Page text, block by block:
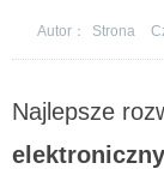
Autor： Strona
Najlepsze
elektroniczny